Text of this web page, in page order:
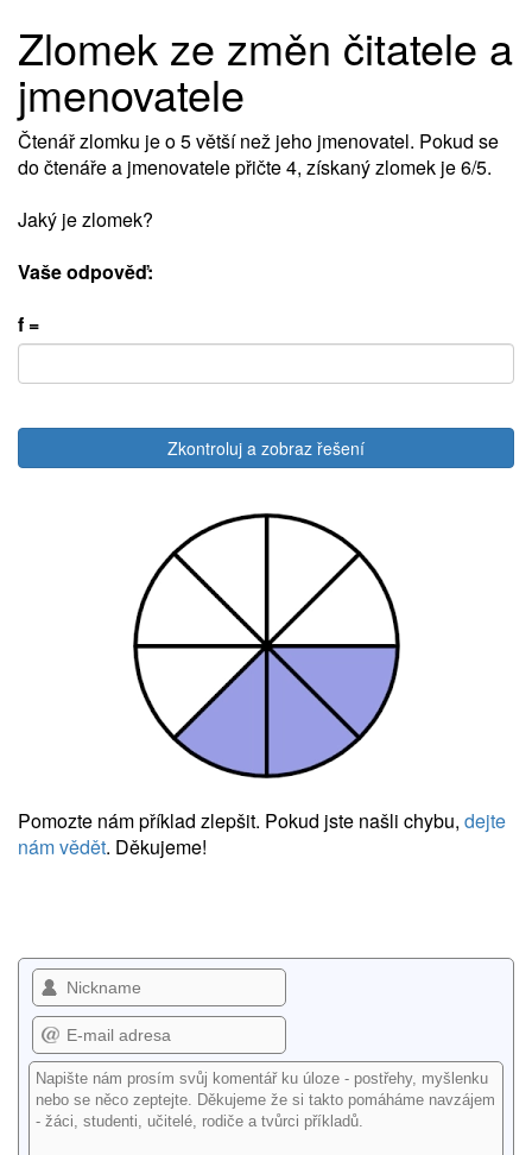
Zlomek ze změn čitatele a
jmenovatele
Čtenář zlomku je o 5 větší než jeho jmenovatel. Pokud se
do čtenáře a jmenovatele přičte 4, získaný zlomek je 6/5.
Jaký je zlomek?
Vaše odpověď:
f =
Zkontroluj a zobraz řešení
Pomozte nám příklad zlepšit. Pokud jste našli chybu, dejte
nám vědět. Děkujeme!